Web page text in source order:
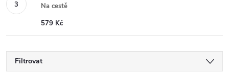
Na cestě
579 Kč
Filtrovat